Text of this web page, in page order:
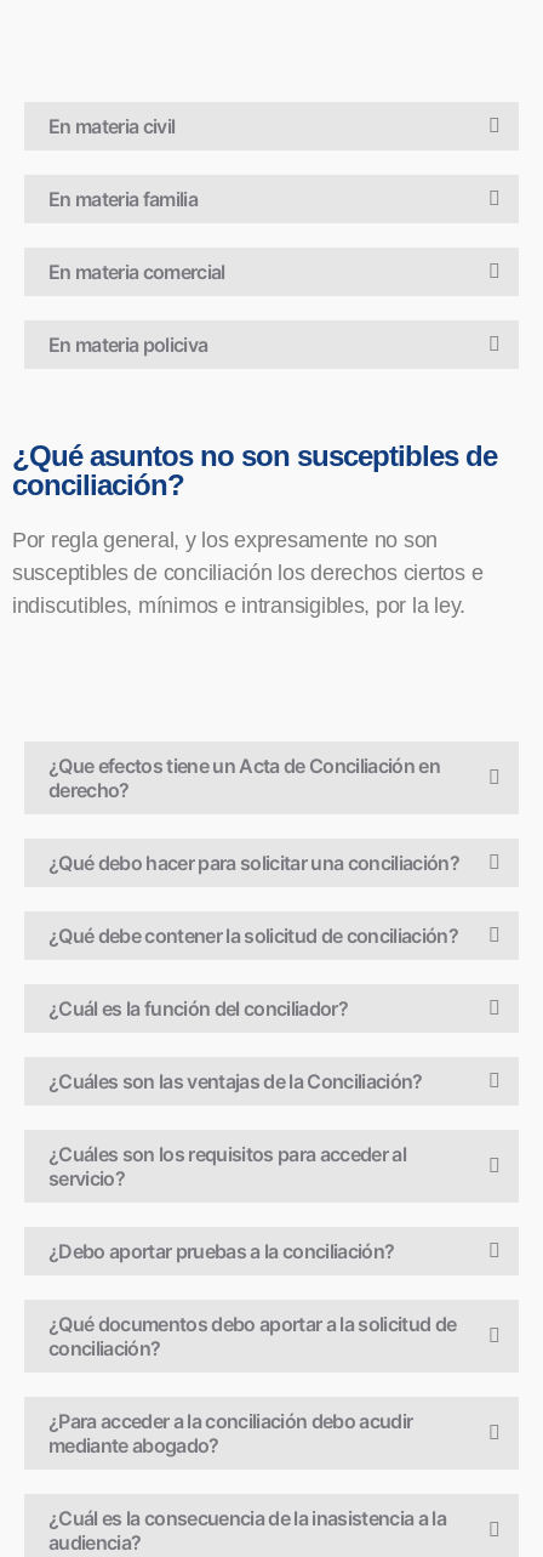
En materia civil
En materia familia
En materia comercial
En materia policiva
¿Qué asuntos no son susceptibles de
conciliación?
Por regla general, y los expresamente no son
susceptibles de conciliación los derechos ciertos e
indiscutibles, mínimos e intransigibles, por la ley.
¿Que efectos tiene un Acta de Conciliación en
derecho?
¿Qué debo hacer para solicitar una conciliación?
¿Qué debe contener la solicitud de conciliación?
¿Cuál es la función del conciliador?
¿Cuáles son las ventajas de la Conciliación?
¿Cuáles son los requisitos para acceder al
servicio?
¿Debo aportar pruebas a la conciliación?
¿Qué documentos debo aportar a la solicitud de
conciliación?
¿Para acceder a la conciliación debo acudir
mediante abogado?
¿Cuál es la consecuencia de la inasistencia a la
audiencia?